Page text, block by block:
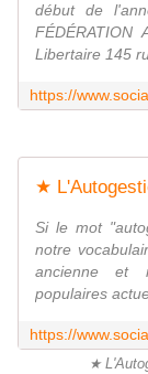
début de
FÉDÉRATION
Libertaire 145
Si le mot
notre
ancienne et
populaires
★